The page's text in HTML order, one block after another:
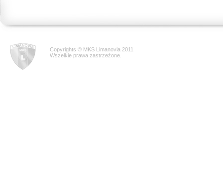
Copyrights © MKS Limanovia 2011
Wszelkie prawa zastrzeżone.